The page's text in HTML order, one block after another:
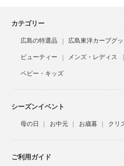
カテゴリー
広島の特選品 広島東洋カープグ
ビューティー メンズ・レディス
ベビー・キッズ
シーズンイベント
母の日 お中元 お歳暮 クリ
ご利用ガイド